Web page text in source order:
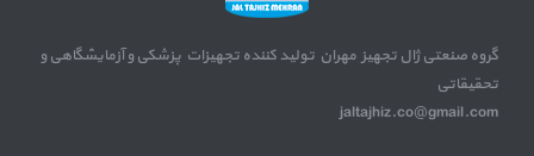
گروه صنعتی ژال تجهیز مهران تولید کننده تجهیزات پزشکی و آزمایشگاهی و
تحقیقاتی
jaltajhiz.co@gmail.com